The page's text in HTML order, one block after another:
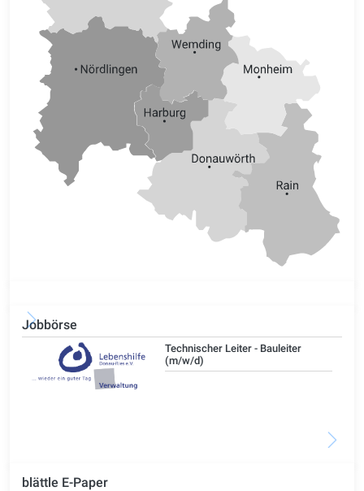
Jobbörse
Technischer Leiter - Bauleiter
(m/w/d)
blättle E-Paper